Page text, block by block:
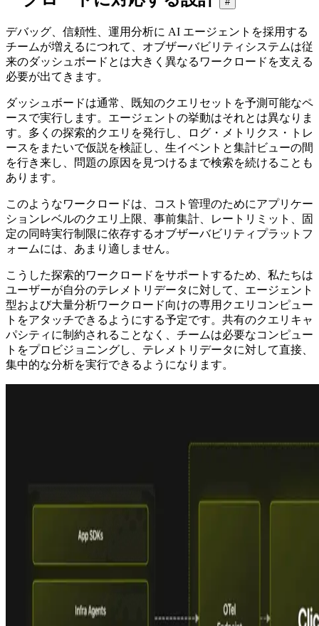
デバッグ、信頼性、運用分析に AI エージェントを採用する
チームが増えるにつれて、オブザーバビリティシステムは従
来のダッシュボードとは大きく異なるワークロードを支える
必要が出てきます。
ダッシュボードは通常、既知のクエリセットを予測可能なペ
ースで実行します。エージェントの挙動はそれとは異なりま
す。多くの探索的クエリを発行し、ログ・メトリクス・トレ
ースをまたいで仮説を検証し、生イベントと集計ビューの間
を行き来し、問題の原因を見つけるまで検索を続けることも
あります。
このようなワークロードは、コスト管理のためにアプリケー
ションレベルのクエリ上限、事前集計、レートリミット、固
定の同時実行制限に依存するオブザーバビリティプラットフ
ォームには、あまり適しません。
こうした探索的ワークロードをサポートするため、私たちは
ユーザーが自分のテレメトリデータに対して、エージェント
型および大量分析ワークロード向けの専用クエリコンピュー
トをアタッチできるようにする予定です。共有のクエリキャ
パシティに制約されることなく、チームは必要なコンピュー
トをプロビジョニングし、テレメトリデータに対して直接、
集中的な分析を実行できるようになります。